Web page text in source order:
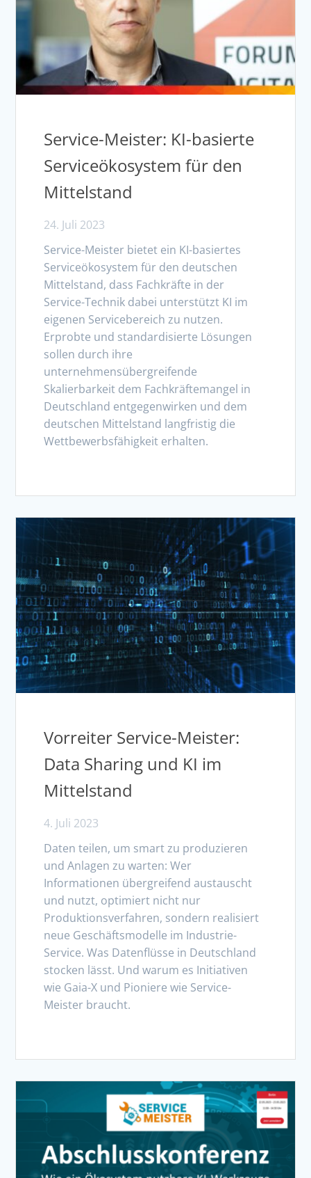
Service-Meister: KI-basierte
Serviceökosystem für den
Mittelstand
24. Juli 2023
Service-Meister bietet ein KI-basiertes
Serviceökosystem für den deutschen
Mittelstand, dass Fachkräfte in der
Service-Technik dabei unterstützt KI im
eigenen Servicebereich zu nutzen.
Erprobte und standardisierte Lösungen
sollen durch ihre
unternehmensübergreifende
Skalierbarkeit dem Fachkräftemangel in
Deutschland entgegenwirken und dem
deutschen Mittelstand langfristig die
Wettbewerbsfähigkeit erhalten.
Vorreiter Service-Meister:
Data Sharing und KI im
Mittelstand
4. Juli 2023
Daten teilen, um smart zu produzieren
und Anlagen zu warten: Wer
Informationen übergreifend austauscht
und nutzt, optimiert nicht nur
Produktionsverfahren, sondern realisiert
neue Geschäftsmodelle im Industrie-
Service. Was Datenflüsse in Deutschland
stocken lässt. Und warum es Initiativen
wie Gaia-X und Pioniere wie Service-
Meister braucht.